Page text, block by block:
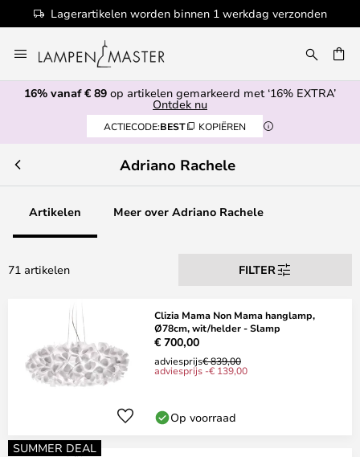
100+ designermerken
naar
de
inhoud
16% vanaf € 89 op artikelen gemarkeerd met ‘16% EXTRA’
Ontdek nu
ACTIECODE:BEST KOPIËREN
Adriano Rachele
Artikelen Meer over Adriano Rachele
71 artikelen FILTER
Clizia Mama Non Mama hanglamp,
Ø78cm, wit/helder - Slamp
€ 700,00
adviesprijs€ 839,00
adviesprijs -€ 139,00
Op voorraad
SUMMER DEAL